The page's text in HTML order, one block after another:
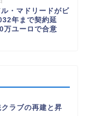
ル・マドリードがビ
年まで契約延
万ユーロで合意
クラブの再建と昇